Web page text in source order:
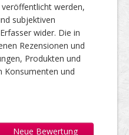
werden,
subjektiven
wider. Die in
Rezensionen und
Produkten und
Konsumenten und
Neue Bewertung